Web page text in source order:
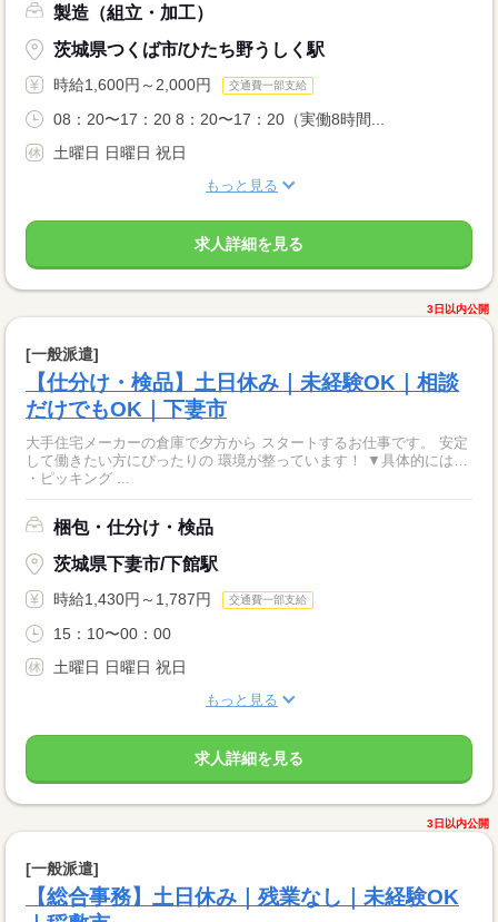
製造（組立・加工）
茨城県つくば市/ひたち野うしく駅
時給1,600円～2,000円 交通費一部支給
08：20〜17：20 8：20〜17：20（実働8時間...
土曜日 日曜日 祝日
もっと見る
求人詳細を見る
3日以内公開
[一般派遣]
【仕分け・検品】土日休み｜未経験OK｜相談
だけでもOK｜下妻市
大手住宅メーカーの倉庫で夕方から スタートするお仕事です。 安定
して働きたい方にぴったりの 環境が整っています！ ▼具体的には…
・ピッキング ...
梱包・仕分け・検品
茨城県下妻市/下館駅
時給1,430円～1,787円 交通費一部支給
15：10〜00：00
土曜日 日曜日 祝日
もっと見る
求人詳細を見る
3日以内公開
[一般派遣]
【総合事務】土日休み｜残業なし｜未経験OK